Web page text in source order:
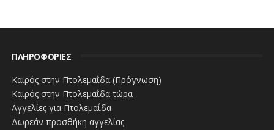
ΠΛΗΡΟΦΟΡΙΕΣ
Καιρός στην Πτολεμαΐδα (Πρόγνωση)
Καιρός στην Πτολεμαΐδα τώρα
Αγγελίες για Πτολεμαΐδα
Δωρεάν προσθήκη αγγελίας